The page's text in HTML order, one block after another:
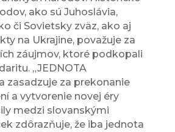
ako sú Juhoslávia,
či Sovietsky zväz, ako aj
na Ukrajine, považuje za
záujmov, ktoré podkopali
„JEDNOTA
zasadzuje za prekonanie
a vytvorenie novej éry
medzi slovanskými
zdôrazňuje, že iba jednota